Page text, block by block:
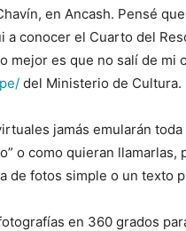
en Ancash. Pensé
a conocer el Cuarto del
mejor es que no salí de mi
del Ministerio de Cultura.
jamás emularán
o como quieran
de fotos simple o un texto
en 360 grados